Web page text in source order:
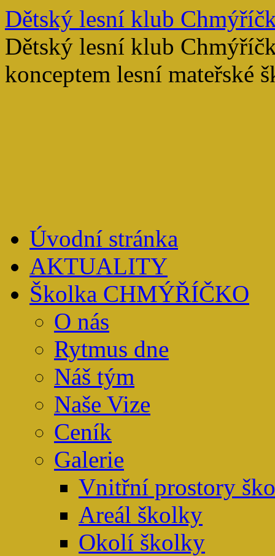
Přejít
obsahu
webu
Dětský lesní klub
Dětský lesní klub
konceptem lesní mateřské
Úvodní stránka
AKTUALITY
Školka CHMÝŘÍČKO
O nás
Rytmus dne
Náš tým
Naše Vize
Ceník
Galerie
Vnitřní prostory
Areál školky
Okolí školky